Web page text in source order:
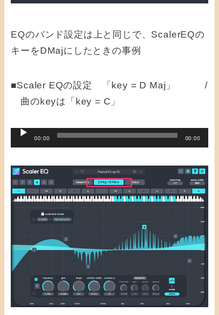
EQのバンド設定は上と同じで、ScalerEQの
キーをDMajにしたときの事例
■Scaler EQの設定 「key = D Maj」 /
曲のkeyは「key = C」
プ
レ
ー
00:00 00:00